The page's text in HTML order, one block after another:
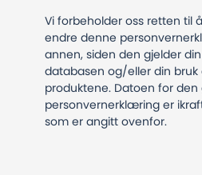
Vi forbeholder oss retten til
endre denne
annen, siden den gjelder
databasen og/eller din bruk
produktene. Datoen for den
personvernerklæring er
som er angitt ovenfor.